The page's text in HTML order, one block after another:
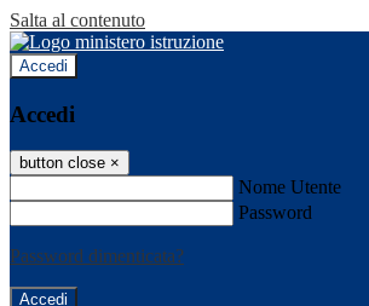
Salta al contenuto
Accedi
Accedi
button close ×
Nome Utente
Password
Password dimenticata?